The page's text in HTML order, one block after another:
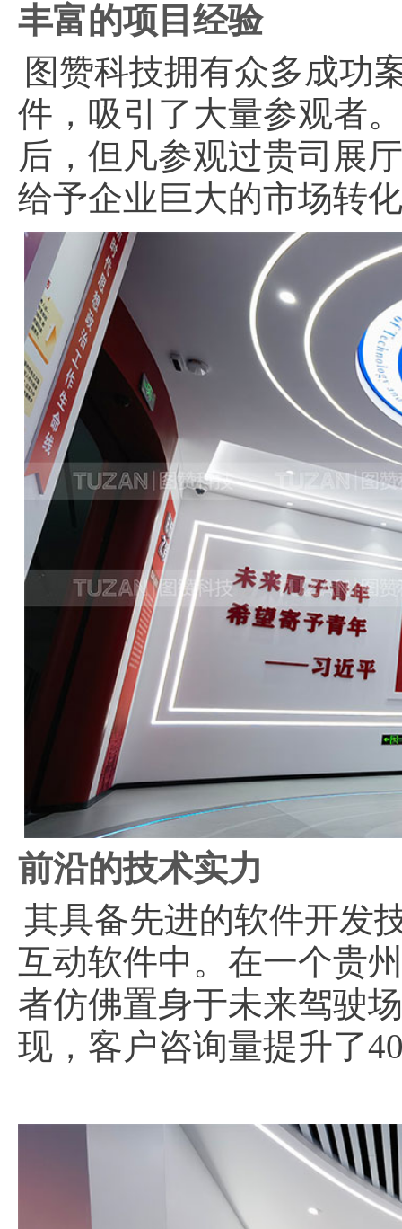
丰富的项目经验
图赞科技拥有众多成功
件，吸引了大量参观者
后，但凡参观过贵司展
给予企业巨大的市场转
前沿的技术实力
其具备先进的软件开发
互动软件中。在一个贵
者仿佛置身于未来驾驶
现，客户咨询量提升了